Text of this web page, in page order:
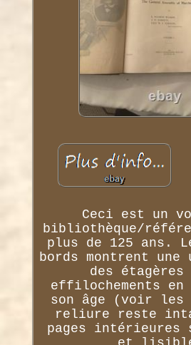
Ceci est un
bibliothèque/
plus de 125 ans.
bords montrent une
des
effilochements en
son âge (voir les
reliure reste
pages intérieures